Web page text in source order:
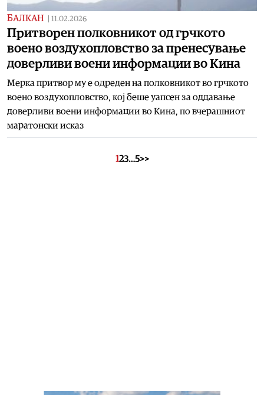
БАЛКАН 11.02.2026
Притворен полковникот од грчкото
воено воздухопловство за пренесување
доверливи воени информации во Кина
Мерка притвор му е одреден на полковникот во грчкото
воено воздухопловство, кој беше уапсен за оддавање
доверливи воени информации во Кина, по вчерашниот
маратонски исказ
123…5>>